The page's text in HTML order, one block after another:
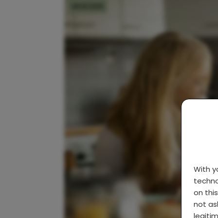
With
on
not